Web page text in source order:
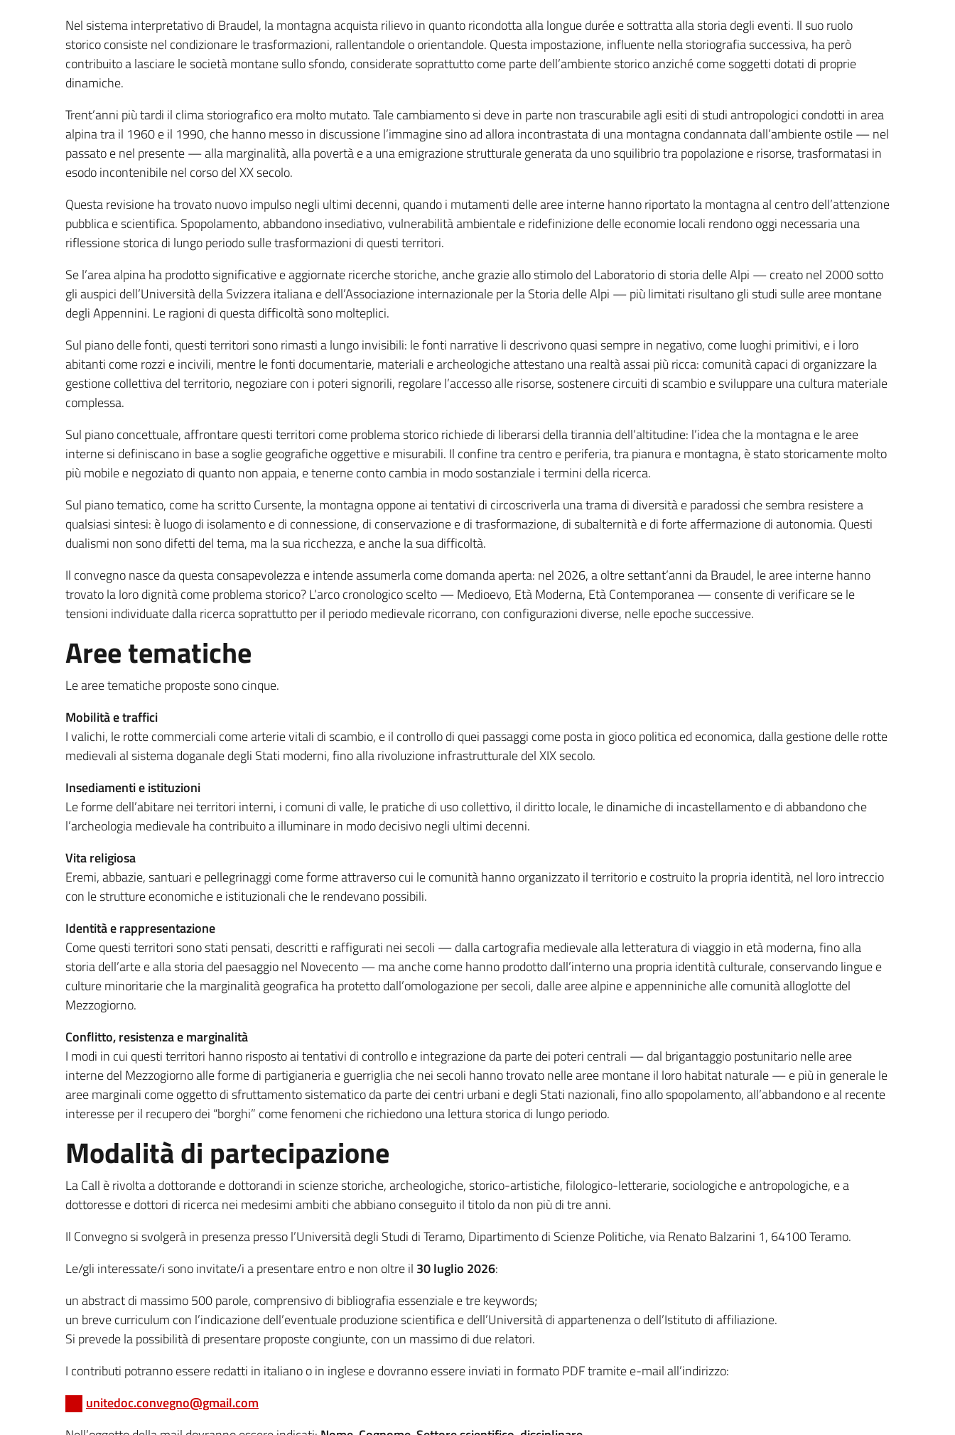
Nel sistema interpretativo di Braudel, la montagna acquista rilievo in quanto ricondotta alla longue durée e sottratta alla storia degli eventi. Il suo ruolo
storico consiste nel condizionare le trasformazioni, rallentandole o orientandole. Questa impostazione, influente nella storiografia successiva, ha però
contribuito a lasciare le società montane sullo sfondo, considerate soprattutto come parte dell’ambiente storico anziché come soggetti dotati di proprie
dinamiche.
Trent’anni più tardi il clima storiografico era molto mutato. Tale cambiamento si deve in parte non trascurabile agli esiti di studi antropologici condotti in area
alpina tra il 1960 e il 1990, che hanno messo in discussione l’immagine sino ad allora incontrastata di una montagna condannata dall’ambiente ostile — nel
passato e nel presente — alla marginalità, alla povertà e a una emigrazione strutturale generata da uno squilibrio tra popolazione e risorse, trasformatasi in
esodo incontenibile nel corso del XX secolo.
Questa revisione ha trovato nuovo impulso negli ultimi decenni, quando i mutamenti delle aree interne hanno riportato la montagna al centro dell’attenzione
pubblica e scientifica. Spopolamento, abbandono insediativo, vulnerabilità ambientale e ridefinizione delle economie locali rendono oggi necessaria una
riflessione storica di lungo periodo sulle trasformazioni di questi territori.
Se l’area alpina ha prodotto significative e aggiornate ricerche storiche, anche grazie allo stimolo del Laboratorio di storia delle Alpi — creato nel 2000 sotto
gli auspici dell’Università della Svizzera italiana e dell’Associazione internazionale per la Storia delle Alpi — più limitati risultano gli studi sulle aree montane
degli Appennini. Le ragioni di questa difficoltà sono molteplici.
Sul piano delle fonti, questi territori sono rimasti a lungo invisibili: le fonti narrative li descrivono quasi sempre in negativo, come luoghi primitivi, e i loro
abitanti come rozzi e incivili, mentre le fonti documentarie, materiali e archeologiche attestano una realtà assai più ricca: comunità capaci di organizzare la
gestione collettiva del territorio, negoziare con i poteri signorili, regolare l’accesso alle risorse, sostenere circuiti di scambio e sviluppare una cultura materiale
complessa.
Sul piano concettuale, affrontare questi territori come problema storico richiede di liberarsi della tirannia dell’altitudine: l’idea che la montagna e le aree
interne si definiscano in base a soglie geografiche oggettive e misurabili. Il confine tra centro e periferia, tra pianura e montagna, è stato storicamente molto
più mobile e negoziato di quanto non appaia, e tenerne conto cambia in modo sostanziale i termini della ricerca.
Sul piano tematico, come ha scritto Cursente, la montagna oppone ai tentativi di circoscriverla una trama di diversità e paradossi che sembra resistere a
qualsiasi sintesi: è luogo di isolamento e di connessione, di conservazione e di trasformazione, di subalternità e di forte affermazione di autonomia. Questi
dualismi non sono difetti del tema, ma la sua ricchezza, e anche la sua difficoltà.
Il convegno nasce da questa consapevolezza e intende assumerla come domanda aperta: nel 2026, a oltre settant’anni da Braudel, le aree interne hanno
trovato la loro dignità come problema storico? L’arco cronologico scelto — Medioevo, Età Moderna, Età Contemporanea — consente di verificare se le
tensioni individuate dalla ricerca soprattutto per il periodo medievale ricorrano, con configurazioni diverse, nelle epoche successive.
Aree tematiche
Le aree tematiche proposte sono cinque.
Mobilità e traffici
I valichi, le rotte commerciali come arterie vitali di scambio, e il controllo di quei passaggi come posta in gioco politica ed economica, dalla gestione delle rotte
medievali al sistema doganale degli Stati moderni, fino alla rivoluzione infrastrutturale del XIX secolo.
Insediamenti e istituzioni
Le forme dell’abitare nei territori interni, i comuni di valle, le pratiche di uso collettivo, il diritto locale, le dinamiche di incastellamento e di abbandono che
l’archeologia medievale ha contribuito a illuminare in modo decisivo negli ultimi decenni.
Vita religiosa
Eremi, abbazie, santuari e pellegrinaggi come forme attraverso cui le comunità hanno organizzato il territorio e costruito la propria identità, nel loro intreccio
con le strutture economiche e istituzionali che le rendevano possibili.
Identità e rappresentazione
Come questi territori sono stati pensati, descritti e raffigurati nei secoli — dalla cartografia medievale alla letteratura di viaggio in età moderna, fino alla
storia dell’arte e alla storia del paesaggio nel Novecento — ma anche come hanno prodotto dall’interno una propria identità culturale, conservando lingue e
culture minoritarie che la marginalità geografica ha protetto dall’omologazione per secoli, dalle aree alpine e appenniniche alle comunità alloglotte del
Mezzogiorno.
Conflitto, resistenza e marginalità
I modi in cui questi territori hanno risposto ai tentativi di controllo e integrazione da parte dei poteri centrali — dal brigantaggio postunitario nelle aree
interne del Mezzogiorno alle forme di partigianeria e guerriglia che nei secoli hanno trovato nelle aree montane il loro habitat naturale — e più in generale le
aree marginali come oggetto di sfruttamento sistematico da parte dei centri urbani e degli Stati nazionali, fino allo spopolamento, all’abbandono e al recente
interesse per il recupero dei “borghi” come fenomeni che richiedono una lettura storica di lungo periodo.
Modalità di partecipazione
La Call è rivolta a dottorande e dottorandi in scienze storiche, archeologiche, storico-artistiche, filologico-letterarie, sociologiche e antropologiche, e a
dottoresse e dottori di ricerca nei medesimi ambiti che abbiano conseguito il titolo da non più di tre anni.
Il Convegno si svolgerà in presenza presso l’Università degli Studi di Teramo, Dipartimento di Scienze Politiche, via Renato Balzarini 1, 64100 Teramo.
Le/gli interessate/i sono invitate/i a presentare entro e non oltre il 30 luglio 2026:
un abstract di massimo 500 parole, comprensivo di bibliografia essenziale e tre keywords;
un breve curriculum con l’indicazione dell’eventuale produzione scientifica e dell’Università di appartenenza o dell’Istituto di affiliazione.
Si prevede la possibilità di presentare proposte congiunte, con un massimo di due relatori.
I contributi potranno essere redatti in italiano o in inglese e dovranno essere inviati in formato PDF tramite e-mail all’indirizzo:
unitedoc.convegno@gmail.com